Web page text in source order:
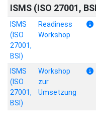
ISMS (ISO 27001,
ISMS
(ISO
27001,
BSI)
Readiness
Workshop
ISMS
(ISO
27001,
BSI)
Workshop
zur
Umsetzung